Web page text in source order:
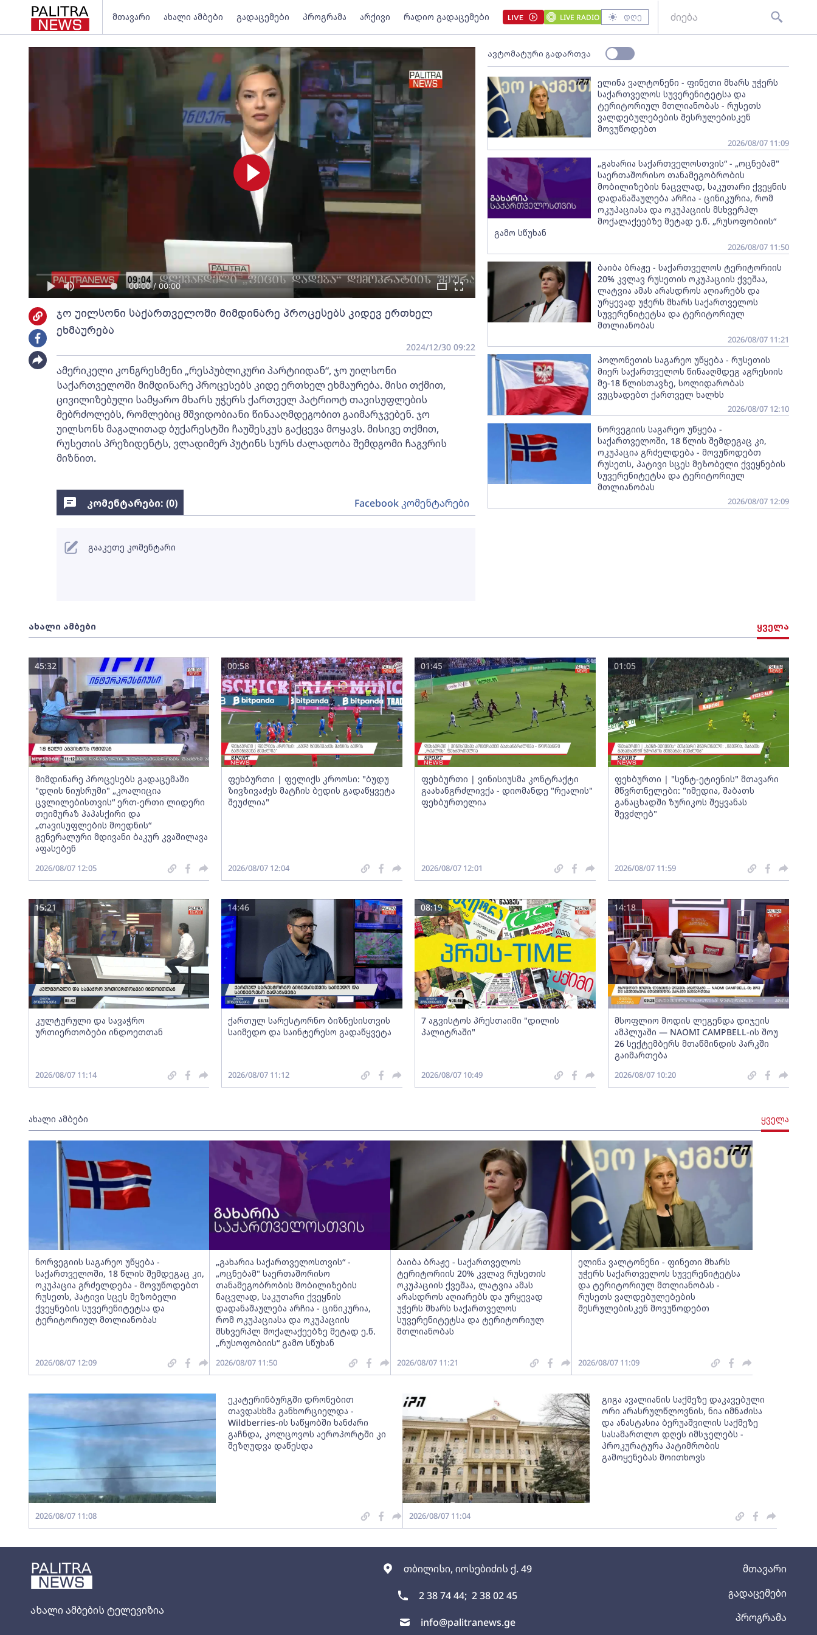
მთავარი ახალი ამბები გადაცემები პროგრამა არქივი რადიო გადაცემები LIVE LIVE RADIO დღე
ახალი ამბების ტელევიზია
თბილისი, იოსებიძის ქ. 49
2 38 74 44; 2 38 02 45
info@palitranews.ge
მთავარი
გადაცემები
პროგრამა
00:00 / 00:00
ჯო უილსონი საქართველოში მიმდინარე პროცესებს კიდევ ერთხელ
ეხმაურება
2024/12/30 09:22
ამერიკელი კონგრესმენი „რესპუბლიკური პარტიიდან“, ჯო უილსონი
საქართველოში მიმდინარე პროცესებს კიდე ერთხელ ეხმაურება. მისი თქმით,
ცივილიზებული სამყარო მხარს უჭერს ქართველ პატრიოტ თავისუფლების
მებრძოლებს, რომლებიც მშვიდობიანი წინააღმდეგობით გაიმარჯვებენ. ჯო
უილსონს მაგალითად ბუქარესტში ჩაუშესკუს გაქცევა მოყავს. მისივე თქმით,
რუსეთის პრეზიდენტს, ვლადიმერ პუტინს სურს ძალადობა შემდგომი ჩაგვრის
მიზნით.
ავტომატური გადართვა
ელინა ვალტონენი - ფინეთი მხარს უჭერს
საქართველოს სუვერენიტეტსა და
ტერიტორიულ მთლიანობას - რუსეთს
ვალდებულებების შესრულებისკენ
მოვუწოდებთ
2026/08/07 11:09
„გახარია საქართველოსთვის“ - „ოცნებამ"
საერთაშორისო თანამეგობრობის
მობილიზების ნაცვლად, საკუთარი ქვეყნის
დადანაშაულება არჩია - ცინიკურია, რომ
ოკუპაციასა და ოკუპაციის მსხვერპლ
მოქალაქეებზე მეტად ე.წ. „რუსოფობიის“
გამო სწუხან
2026/08/07 11:50
ბაიბა ბრაჟე - საქართველოს ტერიტორიის
20% კვლავ რუსეთის ოკუპაციის ქვეშაა,
ლატვია ამას არასდროს აღიარებს და
ურყევად უჭერს მხარს საქართველოს
სუვერენიტეტსა და ტერიტორიულ
მთლიანობას
2026/08/07 11:21
პოლონეთის საგარეო უწყება - რუსეთის
მიერ საქართველოს წინააღმდეგ აგრესიის
მე-18 წლისთავზე, სოლიდარობას
ვუცხადებთ ქართველ ხალხს
2026/08/07 12:10
ნორვეგიის საგარეო უწყება -
საქართველოში, 18 წლის შემდეგაც კი,
ოკუპაცია გრძელდება - მოვუწოდებთ
რუსეთს, პატივი სცეს მეზობელი ქვეყნების
სუვერენიტეტსა და ტერიტორიულ
მთლიანობას
2026/08/07 12:09
ახალი ამბები ყველა
მიმდინარე პროცესებს გადაცემაში
"დღის ნიუსრუმი" „კოალიცია
ცვლილებისთვის“ ერთ-ერთი ლიდერი
თეიმურაზ პაპასქირი და
„თავისუფლების მოედნის“
გენერალური მდივანი ბაკურ კვაშილავა
აფასებენ
45:32
2026/08/07 12:05
ფეხბურთი | ფელიქს კროოსი: "ბუდუ
ზივზივაძეს მატჩის ბედის გადაწყვეტა
შეუძლია"
00:58
2026/08/07 12:04
ფეხბურთი | ვინისიუსმა კონტრაქტი
გაახანგრძლივქა - დიომანდე "რეალის"
ფეხბურთელია
01:45
2026/08/07 12:01
ფეხბურთი | "სენტ-ეტიენის" მთავარი
მწვრთნელები: "იმედია, შაბათს
განაცხადში ზურიკოს შეყვანას
შევძლებ"
01:05
2026/08/07 11:59
კულტურული და სავაჭრო
ურთიერთობები ინდოეთთან
15:21
2026/08/07 11:14
ქართულ სარესტორნო ბიზნესისთვის
საიმედო და საინტერესო გადაწყვეტა
14:46
2026/08/07 11:12
7 აგვისტოს პრესთაიმი "დილის
პალიტრაში"
08:19
2026/08/07 10:49
მსოფლიო მოდის ლეგენდა დიჯეის
ამპლუაში — NAOMI CAMPBELL-ის შოუ
26 სექტემბერს მთაწმინდის პარკში
გაიმართება
14:18
2026/08/07 10:20
ახალი ამბები ყველა
ნორვეგიის საგარეო უწყება -
საქართველოში, 18 წლის შემდეგაც კი,
ოკუპაცია გრძელდება - მოვუწოდებთ
რუსეთს, პატივი სცეს მეზობელი
ქვეყნების სუვერენიტეტსა და
ტერიტორიულ მთლიანობას
2026/08/07 12:09
„გახარია საქართველოსთვის“ -
„ოცნებამ" საერთაშორისო
თანამეგობრობის მობილიზების
ნაცვლად, საკუთარი ქვეყნის
დადანაშაულება არჩია - ცინიკურია,
რომ ოკუპაციასა და ოკუპაციის
მსხვერპლ მოქალაქეებზე მეტად ე.წ.
„რუსოფობიის“ გამო სწუხან
2026/08/07 11:50
ბაიბა ბრაჟე - საქართველოს
ტერიტორიის 20% კვლავ რუსეთის
ოკუპაციის ქვეშაა, ლატვია ამას
არასდროს აღიარებს და ურყევად
უჭერს მხარს საქართველოს
სუვერენიტეტსა და ტერიტორიულ
მთლიანობას
2026/08/07 11:21
ელინა ვალტონენი - ფინეთი მხარს
უჭერს საქართველოს სუვერენიტეტსა
და ტერიტორიულ მთლიანობას -
რუსეთს ვალდებულებების
შესრულებისკენ მოვუწოდებთ
2026/08/07 11:09
ეკატერინბურგში დრონებით
თავდასხმა განხორციელდა -
Wildberries-ის საწყობში ხანძარი
გაჩნდა, კოლცოვოს აეროპორტში კი
შეზღუდვა დაწესდა
2026/08/07 11:08
გიგა ავალიანის საქმეზე დაკავებული
ორი არასრულწლოვნის, ნია იმნაძისა
და ანასტასია ბერუაშვილის საქმეზე
სასამართლო დღეს იმსჯელებს -
პროკურატურა პატიმრობის
გამოყენებას მოითხოვს
2026/08/07 11:04
კომენტარები: (0) Facebook კომენტარები
გააკეთე კომენტარი